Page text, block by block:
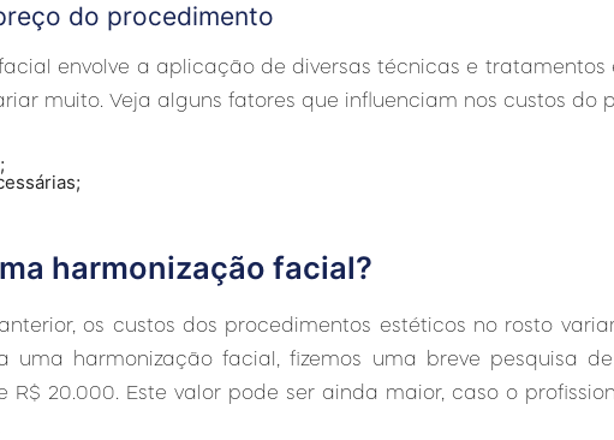
do procedimento
envolve a aplicação de diversas técnicas e tratamentos
muito. Veja alguns fatores que influenciam nos custos do
harmonização facial?
os custos dos procedimentos estéticos no rosto
uma harmonização facial, fizemos uma breve pesquisa
R$ 20.000. Este valor pode ser ainda maior, caso o